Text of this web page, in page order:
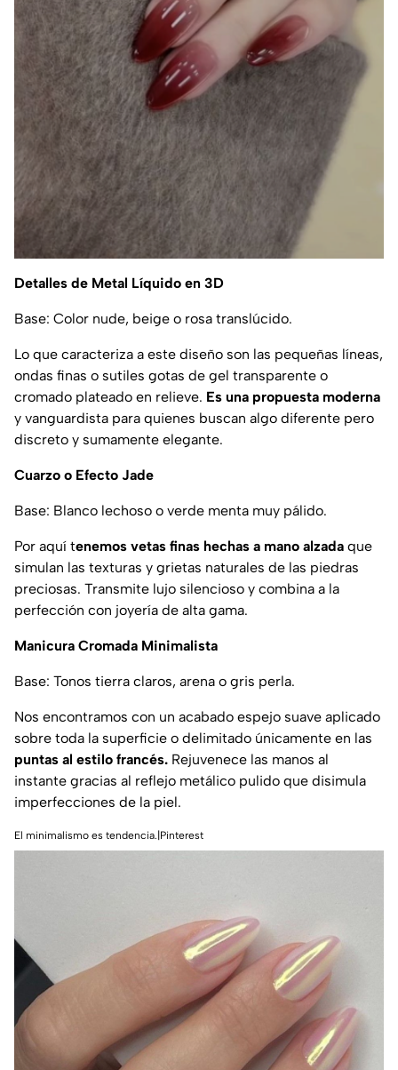
Detalles de Metal Líquido en 3D
Base: Color nude, beige o rosa translúcido.
Lo que caracteriza a este diseño son las pequeñas líneas,
ondas finas o sutiles gotas de gel transparente o
cromado plateado en relieve. Es una propuesta moderna
y vanguardista para quienes buscan algo diferente pero
discreto y sumamente elegante.
Cuarzo o Efecto Jade
Base: Blanco lechoso o verde menta muy pálido.
Por aquí tenemos vetas finas hechas a mano alzada que
simulan las texturas y grietas naturales de las piedras
preciosas. Transmite lujo silencioso y combina a la
perfección con joyería de alta gama.
Manicura Cromada Minimalista
Base: Tonos tierra claros, arena o gris perla.
Nos encontramos con un acabado espejo suave aplicado
sobre toda la superficie o delimitado únicamente en las
puntas al estilo francés. Rejuvenece las manos al
instante gracias al reflejo metálico pulido que disimula
imperfecciones de la piel.
El minimalismo es tendencia.|Pinterest